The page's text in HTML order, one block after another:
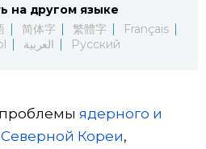
official SNS
на другом языке
简体字 繁體字
Français
العربية Русский
ядерного и
Северной Кореи,